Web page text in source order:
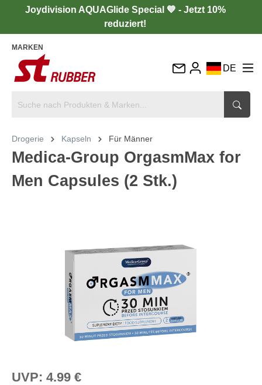
Joydivision AQUAGlide Special 💙 - Jetzt 10%
reduziert!
MARKEN
DE
IT
Drogerie Kapseln Für Männer
Medica-Group OrgasmMax for
Men Capsules (2 Stk.)
UVP: 4.99 €